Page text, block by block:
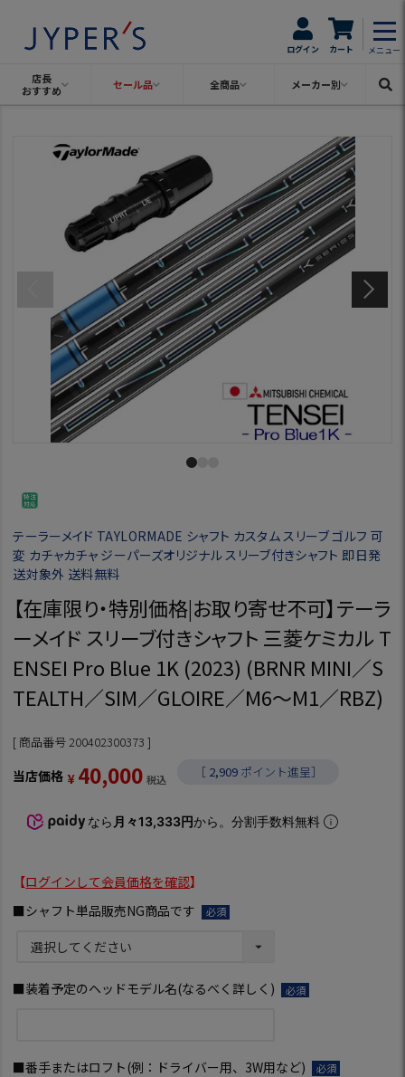
ログイン カート メニュー
店長
おすすめ
セール品 全商品 メーカー別
テーラーメイド TAYLORMADE シャフト カスタム スリーブ ゴルフ 可
変 カチャカチャ ジーパーズオリジナル スリーブ付きシャフト 即日発
送対象外 送料無料
【在庫限り・特別価格|お取り寄せ不可】テーラ
ーメイド スリーブ付きシャフト 三菱ケミカル T
ENSEI Pro Blue 1K (2023) (BRNR MINI／S
TEALTH／SIM／GLOIRE／M6～M1／RBZ)
商品番号200402300373
当店価格 ¥ 40,000 税込 ［ 2,909 ポイント進呈］
なら 月々13,333円から。分割手数料無料
【ログインして会員価格を確認】
■シャフト単品販売NG商品です
■装着予定のヘッドモデル名(なるべく詳しく)
■番手またはロフト(例：ドライバー用、3W用など)